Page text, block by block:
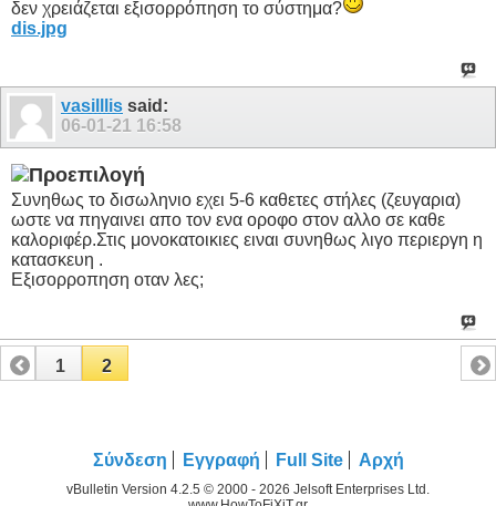
δεν χρειάζεται εξισορρόπηση το σύστημα?
dis.jpg
vasilllis said:
06-01-21 16:58
Συνηθως το δισωληνιο εχει 5-6 καθετες στήλες (ζευγαρια)
ωστε να πηγαινει απο τον ενα οροφο στον αλλο σε καθε
καλοριφέρ.Στις μονοκατοικιες ειναι συνηθως λιγο περιεργη η
κατασκευη .
Εξισορροπηση οταν λες;
1 2
Σύνδεση Εγγραφή Full Site Αρχή
vBulletin Version 4.2.5 © 2000 - 2026 Jelsoft Enterprises Ltd.